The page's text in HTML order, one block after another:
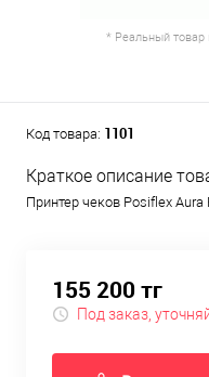
* Реальный товар
Код товара: 1101
Краткое описание
Принтер чеков Posiflex Aura
155 200 тг
Под заказ,